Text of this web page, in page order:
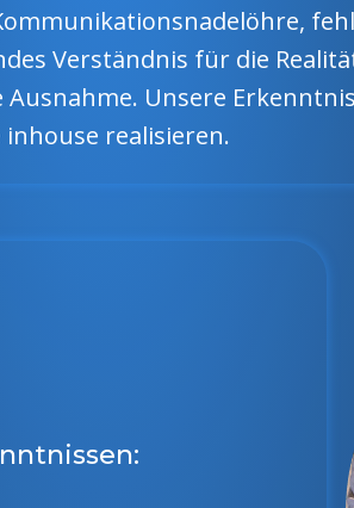
Verständnis für die
Ausnahme. Unsere
inhouse realisieren.